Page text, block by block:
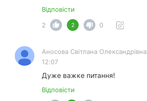
Відповісти
2
2 0
Аносова Світлана Олександрівна
12:07
Дуже важке питання!
Відповісти